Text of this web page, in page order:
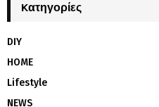
Kατηγορίες
DIY
HOME
Lifestyle
NEWS